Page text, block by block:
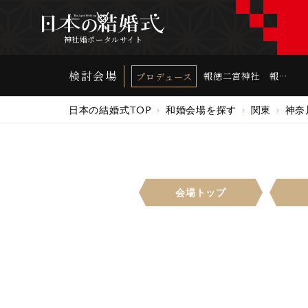
神社婚ポータルサイト
検討会場 プロデュース 報徳二宮神社 報徳
会館
日本の結婚式TOP 和婚会場を探す 関東 神奈
会場トップ